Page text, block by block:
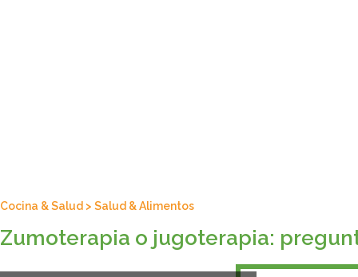
Cocina & Salud > Salud & Alimentos
Zumoterapia o jugoterapia: